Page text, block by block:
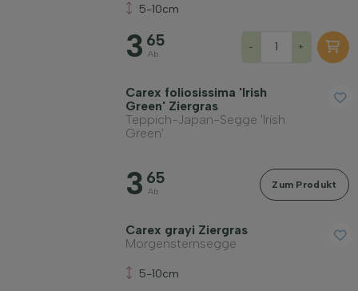
5-10cm
3 65
Ab
- +
Carex foliosissima 'Irish
Green' Ziergras
Teppich-Japan-Segge 'Irish
Green'
3 65
Ab
Zum Produkt
Carex grayi Ziergras
Morgensternsegge
5-10cm